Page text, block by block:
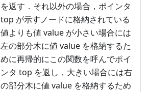
を返す．それ以外の場合，ポインタ
top が示すノードに格納されている
値よりも値 value が小さい場合には
左の部分木に値 value を格納するた
めに再帰的にこの関数を呼んでポイ
ンタ top を返し，大きい場合には右
の部分木に値 value を格納するため